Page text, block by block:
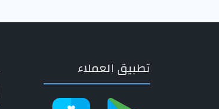
تطبيق العملاء